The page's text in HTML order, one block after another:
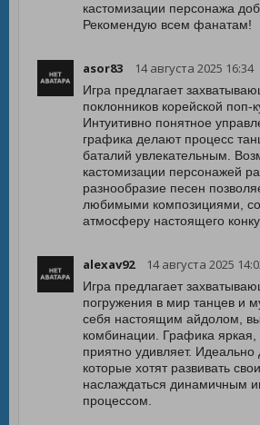
кастомизации персонажа
Рекомендую всем фанатам!
asor83 14 августа 2025 16:34
Игра предлагает
поклонников корейской поп-
Интуитивно понятное
графика делают процесс
баталий увлекательным.
кастомизации персонажей
разнообразие песен
любимыми композициями,
атмосферу настоящего
alexav92 14 августа 2025
Игра предлагает
погружения в мир танцев и
себя настоящим айдолом,
комбинации. Графика яркая,
приятно удивляет. Идеально
которые хотят развивать
наслаждаться динамичным
процессом.